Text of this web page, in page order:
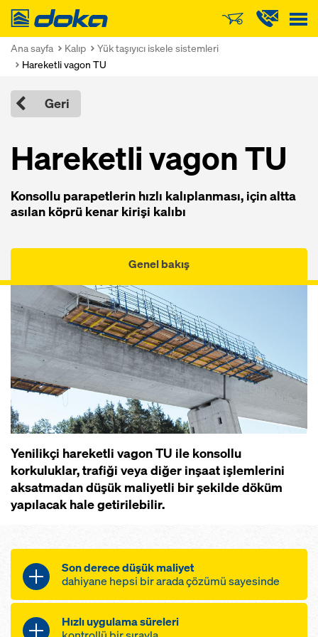
Doka
Ana sayfa Kalıp
Yük taşıyıcı iskele sistemleri
Hareketli vagon TU
Geri
Hareketli vagon TU
Konsollu parapetlerin hızlı kalıplanması, için altta
asılan köprü kenar kirişi kalıbı
Genel bakış
Yenilikçi hareketli vagon TU ile konsollu
korkuluklar, trafiği veya diğer inşaat işlemlerini
aksatmadan düşük maliyetli bir şekilde döküm
yapılacak hale getirilebilir.
Son derece düşük maliyet
dahiyane hepsi bir arada çözümü sayesinde
Akıcı şekillendirme işlemleri
ön montajlı çalışma platformları ve
Hızlı uygulama süreleri